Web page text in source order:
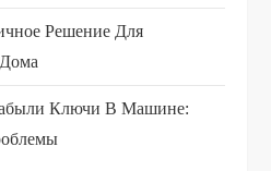
Решение Для
Ключи В Машине: